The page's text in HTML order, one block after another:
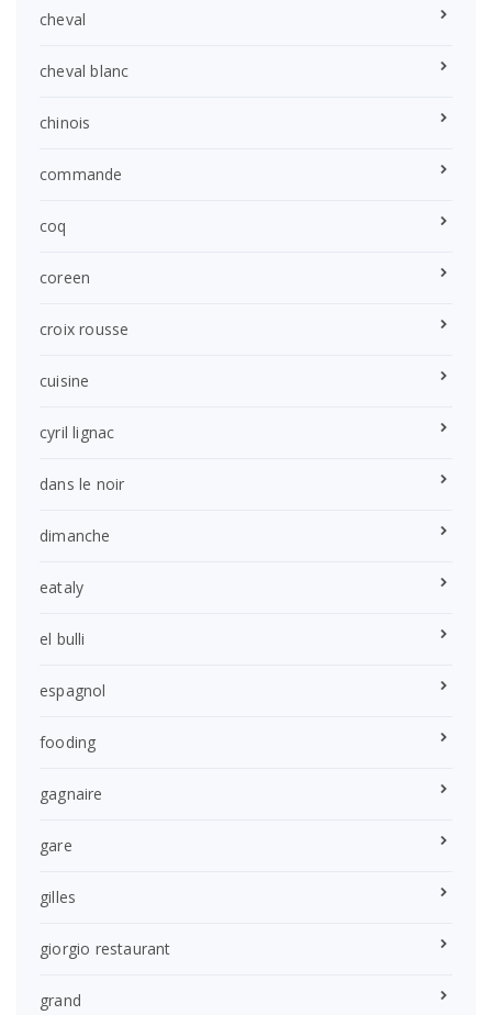
cheval
cheval blanc
chinois
commande
coq
coreen
croix rousse
cuisine
cyril lignac
dans le noir
dimanche
eataly
el bulli
espagnol
fooding
gagnaire
gare
gilles
giorgio restaurant
grand